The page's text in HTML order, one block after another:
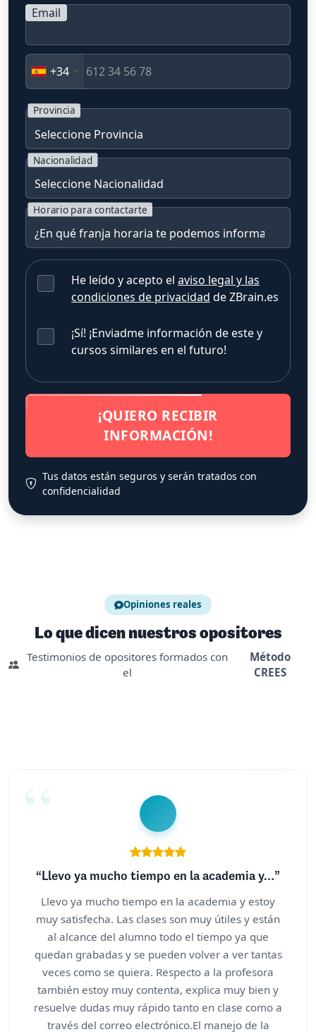
Email
+34
Provincia
Nacionalidad
Horario para contactarte
He leído y acepto el aviso legal y las
condiciones de privacidad de ZBrain.es
¡Sí! ¡Enviadme información de este y
cursos similares en el futuro!
¡QUIERO RECIBIR
INFORMACIÓN!
Tus datos están seguros y serán tratados con
confidencialidad
Opiniones reales
Lo que dicen nuestros opositores
Testimonios de opositores formados con
el
Método
CREES
“Llevo ya mucho tiempo en la academia y…”
Llevo ya mucho tiempo en la academia y estoy
muy satisfecha. Las clases son muy útiles y están
al alcance del alumno todo el tiempo ya que
quedan grabadas y se pueden volver a ver tantas
veces como se quiera. Respecto a la profesora
también estoy muy contenta, explica muy bien y
resuelve dudas muy rápido tanto en clase como a
través del correo electrónico.El manejo de la